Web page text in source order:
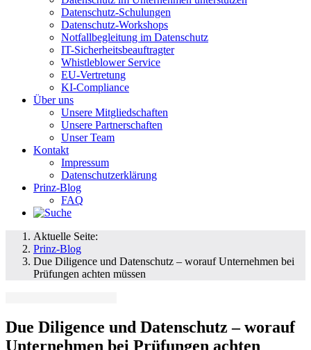
Datenschutz-Schulungen
Datenschutz-Workshops
Notfallbegleitung im Datenschutz
IT-Sicherheitsbeauftragter
Whistleblower Service
EU-Vertretung
KI-Compliance
Über uns
Unsere Mitgliedschaften
Unsere Partnerschaften
Unser Team
Kontakt
Impressum
Datenschutzerklärung
Prinz-Blog
FAQ
Aktuelle Seite:
Prinz-Blog
Due Diligence und Datenschutz – worauf Unternehmen bei
Prüfungen achten müssen
Due Diligence und Datenschutz – worauf
Unternehmen bei Prüfungen achten